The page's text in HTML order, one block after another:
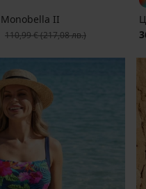
II
Първоначална цена
110,99 €(217,08 лв.)